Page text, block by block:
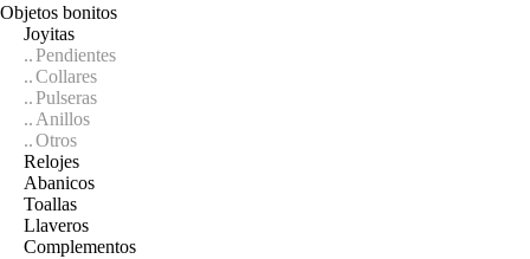
Objetos bonitos
Joyitas
Pendientes
Collares
Pulseras
Anillos
Otros
Relojes
Abanicos
Toallas
Llaveros
Complementos